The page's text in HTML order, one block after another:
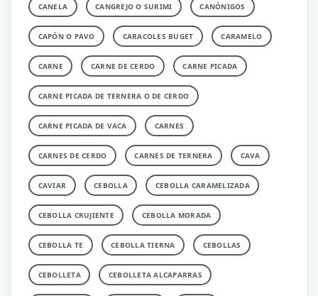
CANELA CANGREJO O SURIMI CANÓNIGOS
CAPÓN O PAVO CARACOLES BUGET CARAMELO
CARNE CARNE DE CERDO CARNE PICADA
CARNE PICADA DE TERNERA O DE CERDO
CARNE PICADA DE VACA CARNES
CARNES DE CERDO CARNES DE TERNERA CAVA
CAVIAR CEBOLLA CEBOLLA CARAMELIZADA
CEBOLLA CRUJIENTE CEBOLLA MORADA
CEBOLLA TE CEBOLLA TIERNA CEBOLLAS
CEBOLLETA CEBOLLETA ALCAPARRAS